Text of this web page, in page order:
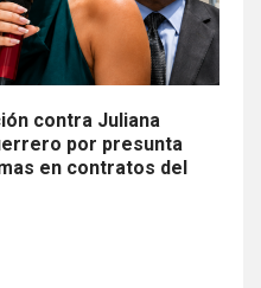
contra Juliana
por presunta
en contratos del